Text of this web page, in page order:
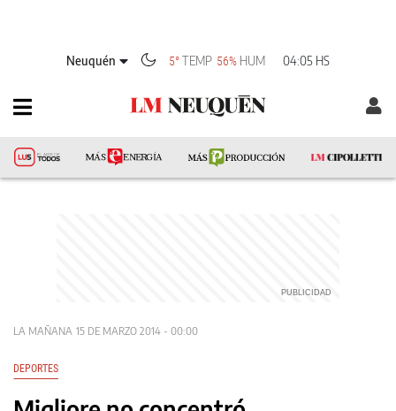
Neuquén 5° TEMP 56% HUM 04:05 HS
LA MAÑANA 15 DE MARZO 2014 - 00:00
DEPORTES